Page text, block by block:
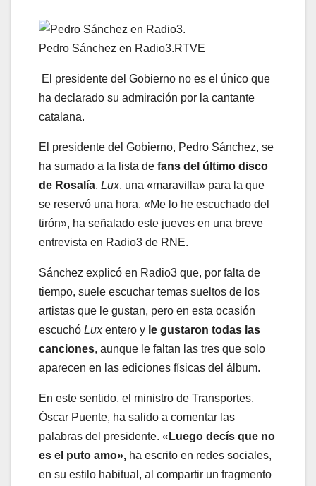
Pedro Sánchez en Radio3.RTVE
El presidente del Gobierno no es el único que
ha declarado su admiración por la cantante
catalana.
El presidente del Gobierno, Pedro Sánchez, se
ha sumado a la lista de fans del último disco
de Rosalía, Lux, una «maravilla» para la que
se reservó una hora. «Me lo he escuchado del
tirón», ha señalado este jueves en una breve
entrevista en Radio3 de RNE.
Sánchez explicó en Radio3 que, por falta de
tiempo, suele escuchar temas sueltos de los
artistas que le gustan, pero en esta ocasión
escuchó Luxentero y le gustaron todas las
canciones, aunque le faltan las tres que solo
aparecen en las ediciones físicas del álbum.
En este sentido, el ministro de Transportes,
Óscar Puente, ha salido a comentar las
palabras del presidente. « Luego decís que no
es el puto amo», ha escrito en redes sociales,
en su estilo habitual, al compartir un fragmento